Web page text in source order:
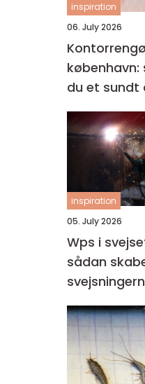
inspiration
06. July 2026
du et sundt
arbejdsmiljø
inspiration
05. July 2026
Wps i
sådan